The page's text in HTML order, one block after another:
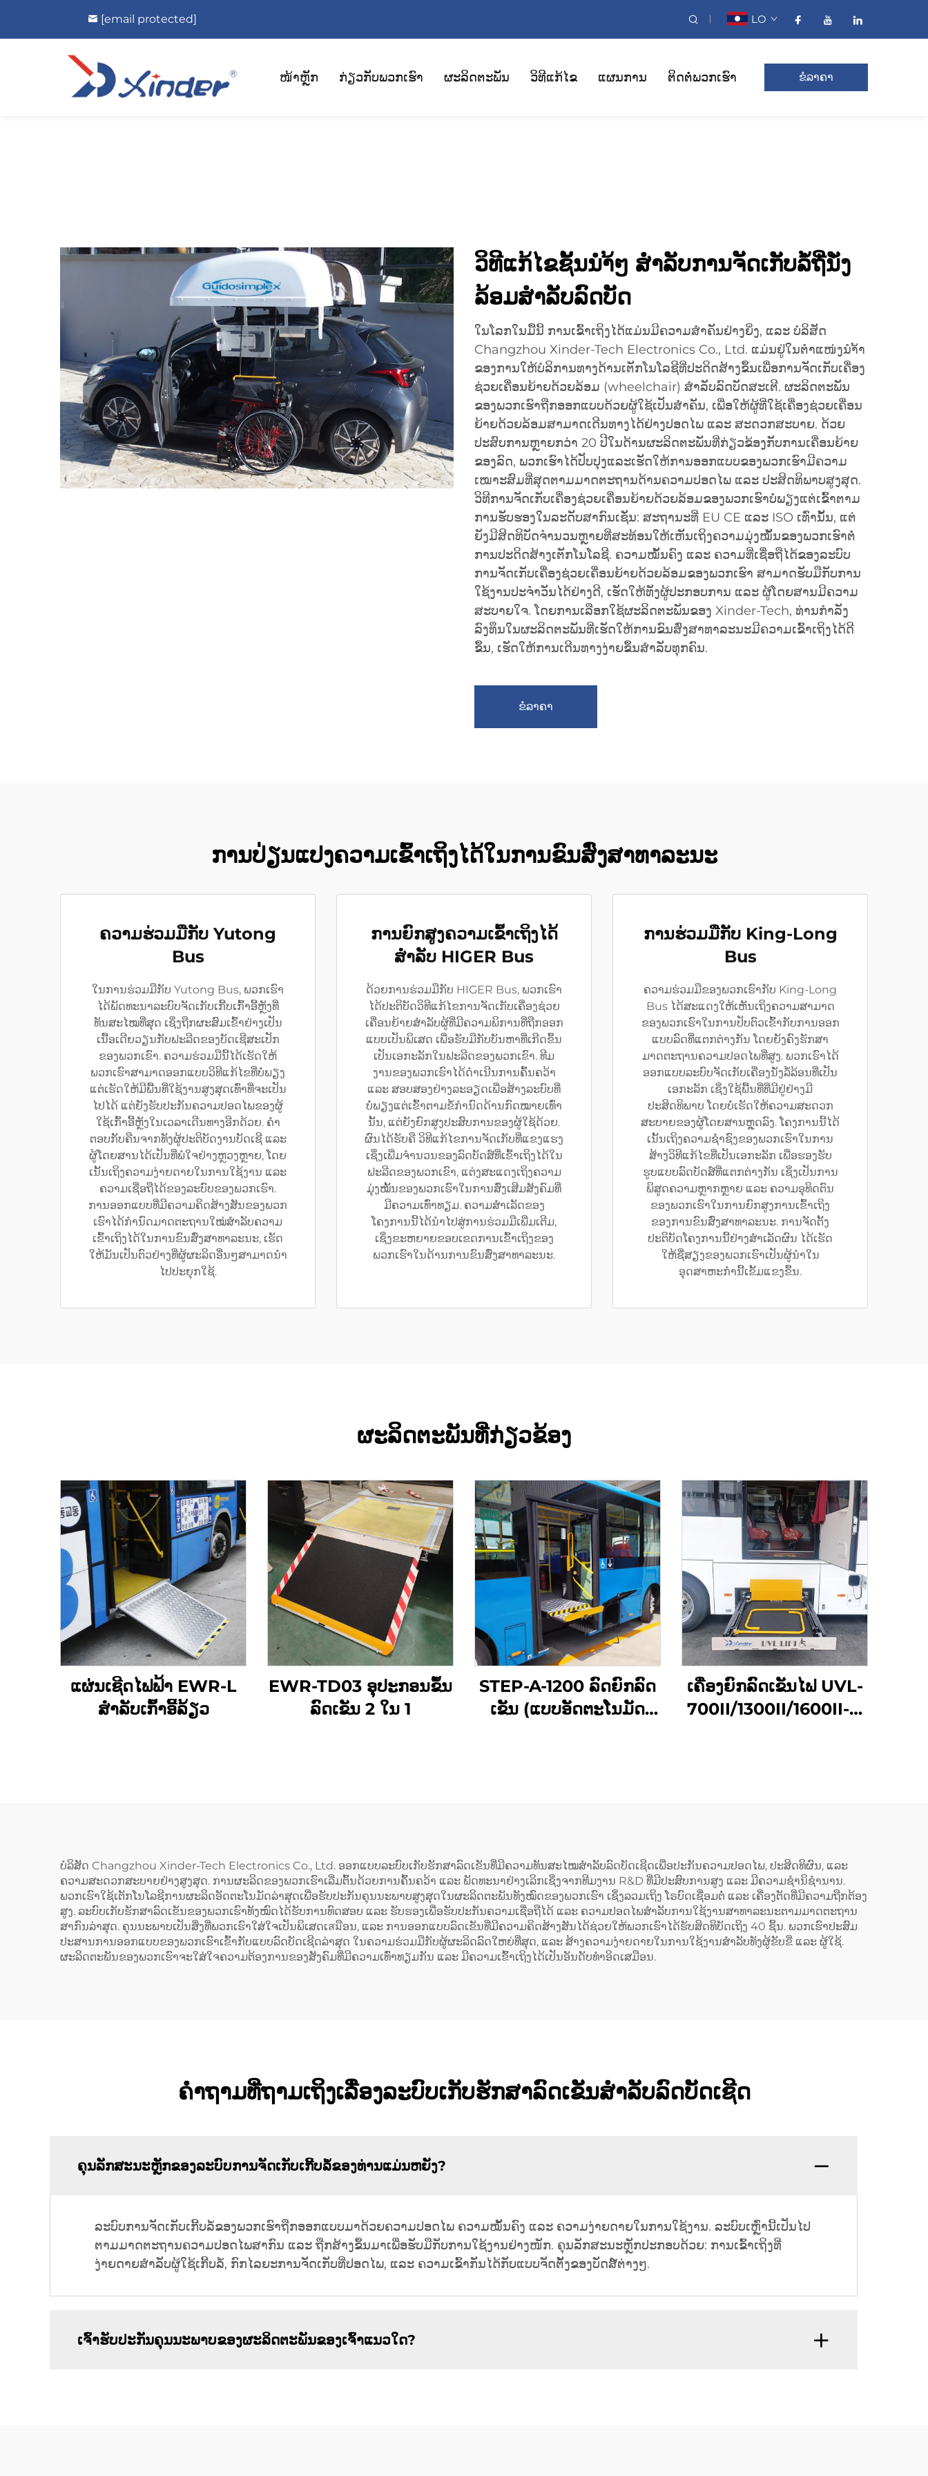
[email protected] LO
ໜ້າຫຼັກ ກ່ຽວກັບພວກເຮົາ ຜະລິດຕະພັນ ວິທີແກ້ໄຂ ແຜນການ ຕິດຕໍ່ພວກເຮົາ ຂໍລາຄາ
ວິທີແກ້ໄຂຊັ້ນນຳ້ໆ ສຳລັບການຈັດເກັບລໍ້ຖີ່ນັ່ງ
ລ້ອມສຳລັບລົດບັດ
ໃນໂລກໃນມື້ນີ້ ການເຂົ້າເຖິງໄດ້ແມ່ນມີຄວາມສຳຄັນຢ່າງຍິ່ງ, ແລະ ບໍລິສັດ
Changzhou Xinder-Tech Electronics Co., Ltd. ແມ່ນຢູ່ໃນຕຳແໜ່ງນຳ້້າ
ຂອງການໃຫ້ບໍລິການທາງດ້ານເຕັກໂນໂລຊີທີ່ປະດິດສ້າງຂຶ້ນເພື່ອການຈັດເກັບເຄື່ອງ
ຊ່ວຍເຄື່ອນຍ້າຍດ້ວຍລ້ອມ (wheelchair) ສຳລັບລົດບັດສະເຕີ. ຜະລິດຕະພັນ
ຂອງພວກເຮົາຖືກອອກແບບດ້ວຍຜູ້ໃຊ້ເປັນສຳຄັນ, ເພື່ອໃຫ້ຜູ້ທີ່ໃຊ້ເຄື່ອງຊ່ວຍເຄື່ອນ
ຍ້າຍດ້ວຍລ້ອມສາມາດເດີນທາງໄດ້ຢ່າງປອດໄພ ແລະ ສະດວກສະບາຍ. ດ້ວຍ
ປະສົບການຫຼາຍກວ່າ 20 ປີໃນດ້ານຜະລິດຕະພັນທີ່ກ່ຽວຂ້ອງກັບການເຄື່ອນຍ້າຍ
ຂອງລົດ, ພວກເຮົາໄດ້ປັບປຸງແລະເຮັດໃຫ້ການອອກແບບຂອງພວກເຮົາມີຄວາມ
ເໝາະສົມທີ່ສຸດຕາມມາດຕະຖານດ້ານຄວາມປອດໄພ ແລະ ປະສິດທິພາບສູງສຸດ.
ວິທີການຈັດເກັບເຄື່ອງຊ່ວຍເຄື່ອນຍ້າຍດ້ວຍລ້ອມຂອງພວກເຮົາບໍ່ພຽງແຕ່ເຂົ້າຕາມ
ການຮັບຮອງໃນລະດັບສາກົນເຊັ່ນ: ສະຖານະທີ່ EU CE ແລະ ISO ເທົ່ານັ້ນ, ແຕ່
ຍັງມີສິດທິບັດຈຳນວນຫຼາຍທີ່ສະທ້ອນໃຫ້ເຫັນເຖິງຄວາມມຸ່ງໝັ້ນຂອງພວກເຮົາຕໍ່
ການປະດິດສ້າງເຕັກໂນໂລຊີ. ຄວາມໝັ້ນຄົງ ແລະ ຄວາມທີ່ເຊື່ອຖືໄດ້ຂອງລະບົບ
ການຈັດເກັບເຄື່ອງຊ່ວຍເຄື່ອນຍ້າຍດ້ວຍລ້ອມຂອງພວກເຮົາ ສາມາດຮັບມືກັບການ
ໃຊ້ງານປະຈຳວັນໄດ້ຢ່າງດີ, ເຮັດໃຫ້ທັງຜູ້ປະກອບການ ແລະ ຜູ້ໂດຍສານມີຄວາມ
ສະບາຍໃຈ. ໂດຍການເລືອກໃຊ້ຜະລິດຕະພັນຂອງ Xinder-Tech, ທ່ານກຳລັງ
ລົງທຶນໃນຜະລິດຕະພັນທີ່ເຮັດໃຫ້ການຂົນສົ່ງສາທາລະນະມີຄວາມເຂົ້າເຖິງໄດ້ດີ
ຂຶ້ນ, ເຮັດໃຫ້ການເດີນທາງງ່າຍຂຶ້ນສຳລັບທຸກຄົນ.
ຂໍລາຄາ
ການປ່ຽນແປງຄວາມເຂົ້າເຖິງໄດ້ໃນການຂົນສົ່ງສາທາລະນະ
ຄວາມຮ່ວມມືກັບ Yutong
Bus
ໃນການຮ່ວມມືກັບ Yutong Bus, ພວກເຮົາ
ໄດ້ພັດທະນາລະບົບຈັດເກັບເກີ້ບເກົ້າອີ້ຫຼັງທີ່
ທັນສະໄໝທີ່ສຸດ ເຊິ່ງຖືກຜະສົມເຂົ້າຢ່າງເປັນ
ເນື້ອເດີຍວຽນກັບຟະລີດຂອງບັດເຊີສະເປັກ
ຂອງພວກເຂົາ. ຄວາມຮ່ວມມືນີ້ໄດ້ເຮັດໃຫ້
ພວກເຮົາສາມາດອອກແບບວິທີແກ້ໄຂທີ່ບໍ່ພຽງ
ແຕ່ເຮັດໃຫ້ມີພື້ນທີ່ໃຊ້ງານສູງສຸດເທົ່າທີ່ຈະເປັນ
ໄປໄດ້ ແຕ່ຍັງຮັບປະກັນຄວາມປອດໄພຂອງຜູ້
ໃຊ້ເກົ້າອີ້ຫຼັງໃນເວລາເດີນທາງອີກດ້ວຍ. ຄຳ
ຕອບກັບຄືນຈາກທັງຜູ້ປະຕິບັດງານບັດເຊີ ແລະ
ຜູ້ໂດຍສານໄດ້ເປັນທີ່ພໍໃຈຢ່າງຫຼວງຫຼາຍ, ໂດຍ
ເນັ້ນເຖິງຄວາມງ່າຍດາຍໃນການໃຊ້ງານ ແລະ
ຄວາມເຊື່ອຖືໄດ້ຂອງລະບົບຂອງພວກເຮົາ.
ການອອກແບບທີ່ມີຄວາມຄິດສ້າງສັນຂອງພວກ
ເຮົາໄດ້ກຳນົດມາດຕະຖານໃໝ່ສຳລັບຄວາມ
ເຂົ້າເຖິງໄດ້ໃນການຂົນສົ່ງສາທາລະນະ, ເຮັດ
ໃຫ້ມັນເປັນຕົວຢ່າງທີ່ຜູ້ຜະລິດອື່ນໆສາມາດນຳ
ໄປປະຍຸກໃຊ້.
ການຍົກສູງຄວາມເຂົ້າເຖິງໄດ້
ສຳລັບ HIGER Bus
ດ້ວຍການຮ່ວມມືກັບ HIGER Bus, ພວກເຮົາ
ໄດ້ປະຕິບັດວິທີແກ້ໄຂການຈັດເກັບເຄື່ອງຊ່ວຍ
ເຄື່ອນຍ້າຍສຳລັບຜູ້ທີ່ມີຄວາມພິການທີ່ຖືກອອກ
ແບບເປັນພິເສດ ເພື່ອຮັບມືກັບບັນຫາທີ່ເກີດຂຶ້ນ
ເປັນເອກະລັກໃນຟະລີດຂອງພວກເຂົາ. ທີມ
ງານຂອງພວກເຮົາໄດ້ດຳເນີນການຄົ້ນຄວ້າ
ແລະ ສອບສອງຢ່າງລະອຽດເພື່ອສ້າງລະບົບທີ່
ບໍ່ພຽງແຕ່ເຂົ້າຕາມຂໍ້ກຳນົດດ້ານກົດໝາຍເທົ່າ
ນັ້ນ, ແຕ່ຍັງຍົກສູງປະສົບການຂອງຜູ້ໃຊ້ດ້ວຍ.
ຜົນໄດ້ຮັບຄື ວິທີແກ້ໄຂການຈັດເກັບທີ່ແຂງແຮງ
ເຊິ່ງເພີ່ມຈຳນວນຂອງລົດບັດສ໌ທີ່ເຂົ້າເຖິງໄດ້ໃນ
ຟະລີດຂອງພວກເຂົາ, ແຕ່ງສະແດງເຖິງຄວາມ
ມຸ່ງໝັ້ນຂອງພວກເຮົາໃນການສົ່ງເສີມສັງຄົມທີ່
ມີຄວາມເທົ່າທຽມ. ຄວາມສຳເລັດຂອງ
ໂຄງການນີ້ໄດ້ນຳໄປສູ່ການຮ່ວມມືເພີ່ມເຕີມ,
ເຊິ່ງຂະຫຍາຍຂອບເຂດການເຂົ້າເຖິງຂອງ
ພວກເຮົາໃນດ້ານການຂົນສົ່ງສາທາລະນະ.
ການຮ່ວມມືກັບ King-Long
Bus
ຄວາມຮ່ວມມືຂອງພວກເຮົາກັບ King-Long
Bus ໄດ້ສະແດງໃຫ້ເຫັນເຖິງຄວາມສາມາດ
ຂອງພວກເຮົາໃນການປັບຕົວເຂົ້າກັບການອອກ
ແບບລົດທີ່ແຕກຕ່າງກັນ ໂດຍຍັງຄົງຮັກສາ
ມາດຕະຖານຄວາມປອດໄພທີ່ສູງ. ພວກເຮົາໄດ້
ອອກແບບລະບົບຈັດເກັບເຄື່ອງນັ່ງລໍ້ລ້ອນທີ່ເປັນ
ເອກະລັກ ເຊິ່ງໃຊ້ພື້ນທີ່ທີ່ມີຢູ່ຢ່າງມີ
ປະສິດທິພາບ ໂດຍບໍ່ເຮັດໃຫ້ຄວາມສະດວກ
ສະບາຍຂອງຜູ້ໂດຍສານຫຼຸດລົງ. ໂຄງການນີ້ໄດ້
ເນັ້ນເຖິງຄວາມຊ່ຳຊົງຂອງພວກເຮົາໃນການ
ສ້າງວິທີແກ້ໄຂທີ່ເປັນເອກະລັກ ເພື່ອຮອງຮັບ
ຮູບແບບລົດບັດສ໌ທີ່ແຕກຕ່າງກັນ ເຊິ່ງເປັນການ
ພິສູດຄວາມຫຼາກຫຼາຍ ແລະ ຄວາມອຸທິດຕົນ
ຂອງພວກເຮົາໃນການຍົກສູງການເຂົ້າເຖິງ
ຂອງການຂົນສົ່ງສາທາລະນະ. ການຈັດຕັ້ງ
ປະຕິບັດໂຄງການນີ້ຢ່າງສຳເລັດຜົນ ໄດ້ເຮັດ
ໃຫ້ຊື່ສຽງຂອງພວກເຮົາເປັນຜູ້ນຳໃນ
ອຸດສາຫະກຳນີ້ເຂັ້ມແຂງຂຶ້ນ.
ຜະລິດຕະພັນທີ່ກ່ຽວຂ້ອງ
ແຜ່ນເຊີດໄຟຟ້າ EWR-L
ສໍາລັບເກົ້າອີ້ລ້ຽວ
EWR-TD03 ອຸປະກອນຂຶ້ນ
ລົດເຂັນ 2 ໃນ 1
STEP-A-1200 ລົດຍົກລົດ
ເຂັນ (ແບບອັດຕະໂນມັດ
ເຄື່ອງຍົກລົດເຂັນໄຟ UVL-
700II/1300II/1600II-H
ບໍລິສັດ Changzhou Xinder-Tech Electronics Co., Ltd. ອອກແບບລະບົບເກັບຮັກສາລົດເຂັນທີ່ມີຄວາມທັນສະໄໝສຳລັບລົດບັດເຊີດເພື່ອປະກັນຄວາມປອດໄພ, ປະສິດທິຜົນ, ແລະ
ຄວາມສະດວກສະບາຍຢ່າງສູງສຸດ. ການຜະລິດຂອງພວກເຮົາເລີ່ມຕົ້ນດ້ວຍການຄົ້ນຄວ້າ ແລະ ພັດທະນາຢ່າງເລິກເຊິ່ງຈາກທີມງານ R&D ທີ່ມີປະສົບການສູງ ແລະ ມີຄວາມຊຳນິຊຳນານ.
ພວກເຮົາໃຊ້ເຕັກໂນໂລຊີການຜະລິດອັດຕະໂນມັດລ່າສຸດເພື່ອຮັບປະກັນຄຸນນະພາບສູງສຸດໃນຜະລິດຕະພັນທັງໝົດຂອງພວກເຮົາ ເຊິ່ງລວມເຖິງ ໂຣບົດເຊື່ອມຕໍ່ ແລະ ເຄື່ອງຕັດທີ່ມີຄວາມຖືກຕ້ອງ
ສູງ. ລະບົບເກັບຮັກສາລົດເຂັນຂອງພວກເຮົາທັງໝົດໄດ້ຮັບການທົດສອບ ແລະ ຮັບຮອງເພື່ອຮັບປະກັນຄວາມເຊື່ອຖືໄດ້ ແລະ ຄວາມປອດໄພສຳລັບການໃຊ້ງານສາທາລະນະຕາມມາດຕະຖານ
ສາກົນລ່າສຸດ. ຄຸນນະພາບເປັນສິ່ງທີ່ພວກເຮົາໃສ່ໃຈເປັນພິເສດເสมືອນ, ແລະ ການອອກແບບລົດເຂັນທີ່ມີຄວາມຄິດສ້າງສັນໄດ້ຊ່ວຍໃຫ້ພວກເຮົາໄດ້ຮັບສິດທິບັດເຖິງ 40 ຊິ້ນ. ພວກເຮົາປະສົມ
ປະສານການອອກແບບຂອງພວກເຮົາເຂົ້າກັບແບບລົດບັດເຊີດລ່າສຸດ ໃນຄວາມຮ່ວມມືກັບຜູ້ຜະລິດລົດໃຫຍ່ທີ່ສຸດ, ແລະ ສ້າງຄວາມງ່າຍດາຍໃນການໃຊ້ງານສຳລັບທັງຜູ້ຂັບຂີ່ ແລະ ຜູ້ໃຊ້.
ຜະລິດຕະພັນຂອງພວກເຮົາຈະໃສ່ໃຈຄວາມຕ້ອງການຂອງສັງຄົມທີ່ມີຄວາມເທົ່າທຽມກັນ ແລະ ມີຄວາມເຂົ້າເຖິງໄດ້ເປັນອັນດັບທຳອິດເສມືອນ.
ຄຳຖາມທີ່ຖາມເຖິງເລື່ອງລະບົບເກັບຮັກສາລົດເຂັນສຳລັບລົດບັດເຊີດ
ຄຸນລັກສະນະຫຼັກຂອງລະບົບການຈັດເກັບເກີ້ບລໍ້ຂອງທ່ານແມ່ນຫຍັງ?
ລະບົບການຈັດເກັບເກີ້ບລໍ້ຂອງພວກເຮົາຖືກອອກແບບມາດ້ວຍຄວາມປອດໄພ ຄວາມໝັ້ນຄົງ ແລະ ຄວາມງ່າຍດາຍໃນການໃຊ້ງານ. ລະບົບເຫຼົ່ານີ້ເປັນໄປ
ຕາມມາດຕະຖານຄວາມປອດໄພສາກົນ ແລະ ຖືກສ້າງຂຶ້ນມາເພື່ອຮັບມືກັບການໃຊ້ງານຢ່າງໜັກ. ຄຸນລັກສະນະຫຼັກປະກອບດ້ວຍ: ການເຂົ້າເຖິງທີ່
ງ່າຍດາຍສຳລັບຜູ້ໃຊ້ເກີ້ບລໍ້, ກົກໄລຍະການຈັດເກັບທີ່ປອດໄພ, ແລະ ຄວາມເຂົ້າກັນໄດ້ກັບແບບຈັດຕັ້ງຂອງບັດສ໌ຕ່າງໆ.
ເຈົ້າຮັບປະກັນຄຸນນະພາບຂອງຜະລິດຕະພັນຂອງເຈົ້າແນວໃດ?